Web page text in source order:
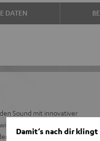
DATEN
Sound mit innovativer
Serien mit noch nie
wie unglaublich stilvoll deine
Damit‘s nach dir klingt